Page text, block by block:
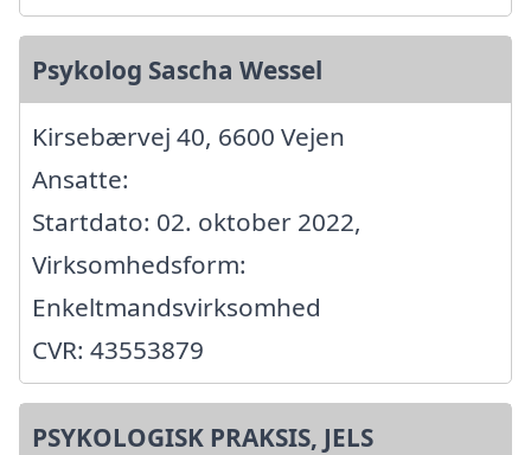
Psykolog Sascha Wessel
Kirsebærvej 40, 6600 Vejen
Ansatte:
Startdato: 02. oktober 2022,
Virksomhedsform:
Enkeltmandsvirksomhed
CVR: 43553879
PSYKOLOGISK PRAKSIS, JELS